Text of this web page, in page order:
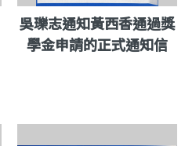
吳瓅志通知黃西香通過獎
學金申請的正式通知信